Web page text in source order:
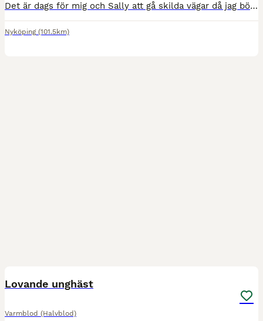
Det är dags för mig och Sally att gå skilda vägar då jag börjat plugga och Sally vill ha en ägare som kan ge henne mer uppmärksamhet och kärlek. Sally är en connemara på 21 år men det är inget som mä
Nyköping (101.5km)
Lovande unghäst
Varmblod (Halvblod)